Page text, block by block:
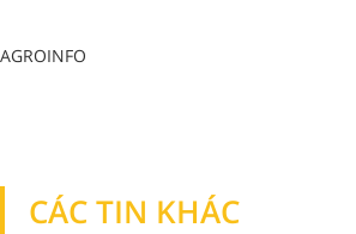
AGROINFO
CÁC TIN KHÁC